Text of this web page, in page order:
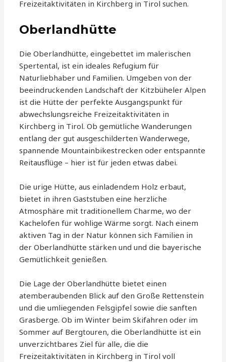
Freizeitaktivitäten in Kirchberg in Tirol suchen.
Oberlandhütte
Die Oberlandhütte, eingebettet im malerischen
Spertental, ist ein ideales Refugium für
Naturliebhaber und Familien. Umgeben von der
beeindruckenden Landschaft der Kitzbüheler Alpen
ist die Hütte der perfekte Ausgangspunkt für
abwechslungsreiche Freizeitaktivitäten in
Kirchberg in Tirol. Ob gemütliche Wanderungen
entlang der gut ausgeschilderten Wanderwege,
spannende Mountainbikestrecken oder entspannte
Reitausflüge – hier ist für jeden etwas dabei.
Die urige Hütte, aus einladendem Holz erbaut,
bietet in ihren Gaststuben eine herzliche
Atmosphäre mit traditionellem Charme, wo der
Kachelofen für wohlige Wärme sorgt. Nach einem
aktiven Tag in der Natur können sich Familien in
der Oberlandhütte stärken und und die bayerische
Gemütlichkeit genießen.
Die Lage der Oberlandhütte bietet einen
atemberaubenden Blick auf den Große Rettenstein
und die umliegenden Felsgipfel sowie die sanften
Grasberge. Ob im Winter beim Skifahren oder im
Sommer auf Bergtouren, die Oberlandhütte ist ein
unverzichtbares Ziel für alle, die die
Freizeitaktivitäten in Kirchberg in Tirol voll